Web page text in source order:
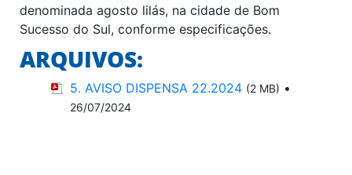
denominada agosto lilás, na cidade de Bom
Sucesso do Sul, conforme especificações.
ARQUIVOS:
5. AVISO DISPENSA 22.2024 (2 MB) •
26/07/2024